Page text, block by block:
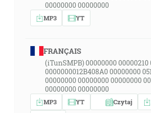
00000000 00000000
MP3 YT
FRANÇAIS
(iTunSMPB) 00000000 00000210
0000000012B408A0 00000000
00000000 00000000 00000000
00000000 00000000
MP3 YT Czytaj